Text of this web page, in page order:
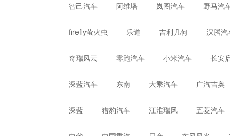
智己汽车 阿维塔 岚图汽车 野马汽
firefly萤火虫 乐道 吉利几何 汉腾汽
奇瑞风云 零跑汽车 小米汽车 长安
深蓝汽车 东南 大乘汽车 广汽吉奥
深蓝 猎豹汽车 江淮瑞风 五菱汽车